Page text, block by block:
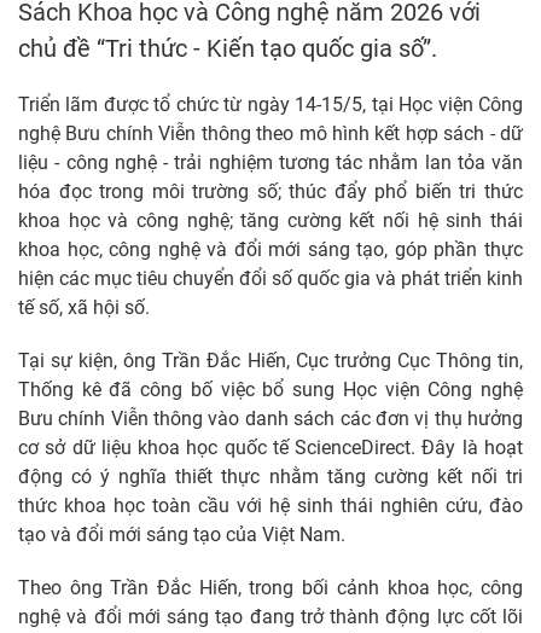
Sách Khoa học và Công nghệ năm 2026 với
chủ đề “Tri thức - Kiến tạo quốc gia số”.
Triển lãm được tổ chức từ ngày 14-15/5, tại Học viện Công
nghệ Bưu chính Viễn thông theo mô hình kết hợp sách - dữ
liệu - công nghệ - trải nghiệm tương tác nhằm lan tỏa văn
hóa đọc trong môi trường số; thúc đẩy phổ biến tri thức
khoa học và công nghệ; tăng cường kết nối hệ sinh thái
khoa học, công nghệ và đổi mới sáng tạo, góp phần thực
hiện các mục tiêu chuyển đổi số quốc gia và phát triển kinh
tế số, xã hội số.
Tại sự kiện, ông Trần Đắc Hiến, Cục trưởng Cục Thông tin,
Thống kê đã công bố việc bổ sung Học viện Công nghệ
Bưu chính Viễn thông vào danh sách các đơn vị thụ hưởng
cơ sở dữ liệu khoa học quốc tế ScienceDirect. Đây là hoạt
động có ý nghĩa thiết thực nhằm tăng cường kết nối tri
thức khoa học toàn cầu với hệ sinh thái nghiên cứu, đào
tạo và đổi mới sáng tạo của Việt Nam.
Theo ông Trần Đắc Hiến, trong bối cảnh khoa học, công
nghệ và đổi mới sáng tạo đang trở thành động lực cốt lõi